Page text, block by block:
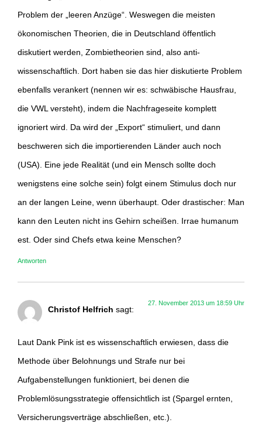
Problem der „leeren Anzüge“. Weswegen die meisten
ökonomischen Theorien, die in Deutschland öffentlich
diskutiert werden, Zombietheorien sind, also anti-
wissenschaftlich. Dort haben sie das hier diskutierte Problem
ebenfalls verankert (nennen wir es: schwäbische Hausfrau,
die VWL versteht), indem die Nachfrageseite komplett
ignoriert wird. Da wird der „Export“ stimuliert, und dann
beschweren sich die importierenden Länder auch noch
(USA). Eine jede Realität (und ein Mensch sollte doch
wenigstens eine solche sein) folgt einem Stimulus doch nur
an der langen Leine, wenn überhaupt. Oder drastischer: Man
kann den Leuten nicht ins Gehirn scheißen. Irrae humanum
est. Oder sind Chefs etwa keine Menschen?
Antworten
Christof Helfrich sagt:
27. November 2013 um 18:59 Uhr
Laut Dank Pink ist es wissenschaftlich erwiesen, dass die
Methode über Belohnungs und Strafe nur bei
Aufgabenstellungen funktioniert, bei denen die
Problemlösungsstrategie offensichtlich ist (Spargel ernten,
Versicherungsverträge abschließen, etc.).